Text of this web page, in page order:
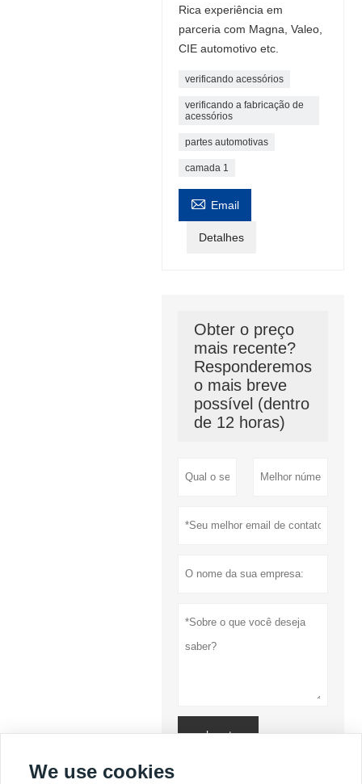
Rica experiência em
parceria com Magna, Valeo,
CIE automotivo etc.
verificando acessórios
verificando a fabricação de
acessórios
partes automotivas
camada 1
 Email
Detalhes
Obter o preço
mais recente?
Responderemos
o mais breve
possível (dentro
de 12 horas)
submeter
We use cookies